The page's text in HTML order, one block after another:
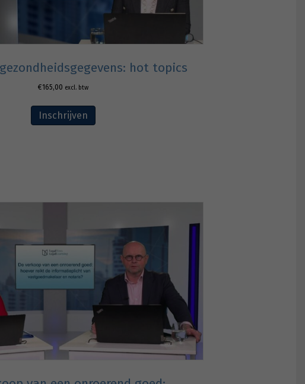
hot topics
€165,00 excl. btw
Inschrijven